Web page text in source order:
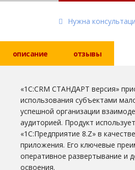
Нужна
описание отзывы
«1С:CRM СТАНДАРТ версия»
использования субъектами
успешной организации
аудиторией. Продукт
«1С:Предприятие 8.Z» в
приложения. Его ключевые
оперативное развертывание и
освоения.